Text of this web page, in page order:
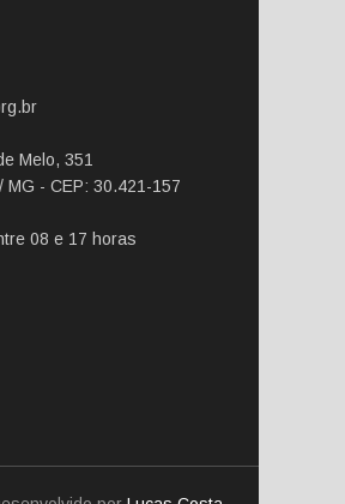
Melo, 351
- CEP: 30.421-157
08 e 17 horas